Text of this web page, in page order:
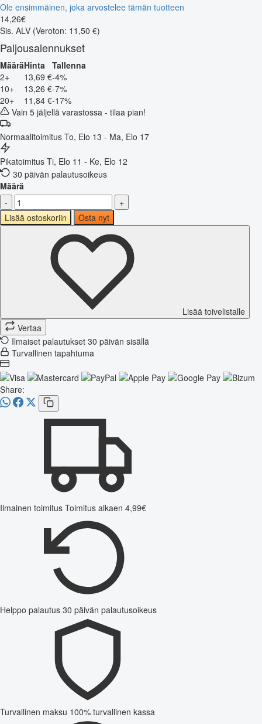
Ole ensimmäinen, joka arvostelee tämän tuotteen
14,26€
Sis. ALV (Veroton: 11,50 €)
Paljousalennukset
MääräHinta
Tallenna
2+
13,69 €-4%
10+
13,26 €-7%
20+
11,84 €-17%
Vain 5 jäljellä varastossa - tilaa pian!
Normaalitoimitus To, Elo 13 - Ma, Elo 17
Pikatoimitus Ti, Elo 11 - Ke, Elo 12
30 päivän palautusoikeus
Määrä
-
+
Lisää ostoskoriin
Osta nyt
Lisää toivelistalle
Vertaa
Ilmaiset palautukset 30 päivän sisällä
Turvallinen tapahtuma
Share:
Ilmainen toimitus Toimitus alkaen 4,99€
Helppo palautus 30 päivän palautusoikeus
Turvallinen maksu 100% turvallinen kassa